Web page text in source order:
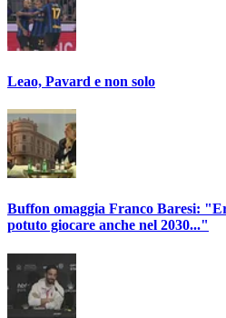
Leao, Pavard e non solo
Buffon omaggia Franco Baresi:
potuto giocare anche nel 2030..."